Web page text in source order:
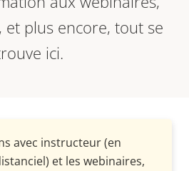
et plus encore, tout se
ici.
avec instructeur (en
et les webinaires,